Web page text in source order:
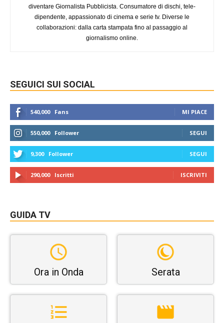
diventare Giornalista Pubblicista. Consumatore di dischi, tele-
dipendente, appassionato di cinema e serie tv. Diverse le
collaborazioni: dalla carta stampata fino al passaggio al
giornalismo online.
SEGUICI SUI SOCIAL
540,000 Fans MI PIACE
550,000 Follower SEGUI
9,300 Follower SEGUI
290,000 Iscritti ISCRIVITI
GUIDA TV
Ora in Onda Serata